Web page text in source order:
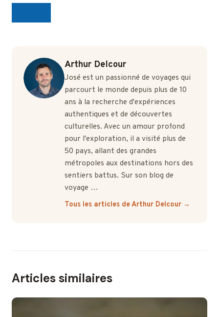
Arthur Delcour
José est un passionné de voyages qui
parcourt le monde depuis plus de 10
ans à la recherche d'expériences
authentiques et de découvertes
culturelles. Avec un amour profond
pour l'exploration, il a visité plus de
50 pays, allant des grandes
métropoles aux destinations hors des
sentiers battus. Sur son blog de
voyage …
Tous les articles de Arthur Delcour →
Articles similaires